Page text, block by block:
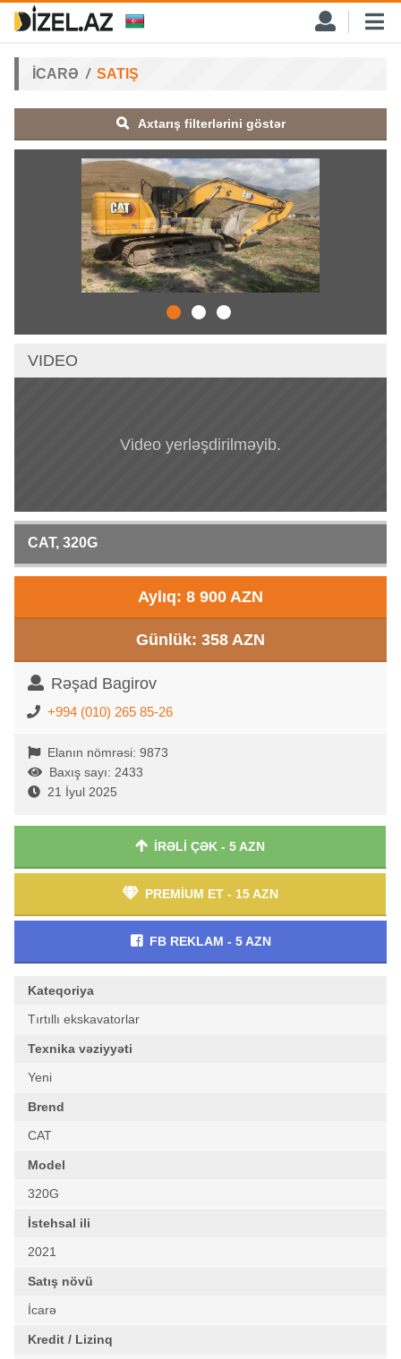
İCARƏ SATIŞ
Axtarış filterlərini göstər
VIDEO
Video yerləşdirilməyib.
CAT, 320G
Aylıq: 8 900 AZN
Günlük: 358 AZN
Rəşad Bagirov
+994 (010) 265 85-26
Elanın nömrəsi: 9873
Baxış sayı: 2433
21 İyul 2025
İRƏLİ ÇƏK - 5 AZN
PREMİUM ET - 15 AZN
FB REKLAM - 5 AZN
Kateqoriya
Tırtıllı ekskavatorlar
Texnika vəziyyəti
Yeni
Brend
CAT
Model
320G
İstehsal ili
2021
Satış növü
İcarə
Kredit / Lizinq